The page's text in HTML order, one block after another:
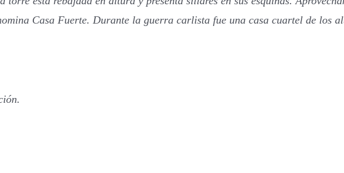
Casa Fuerte. Durante la guerra carlista fue una casa cuartel de los